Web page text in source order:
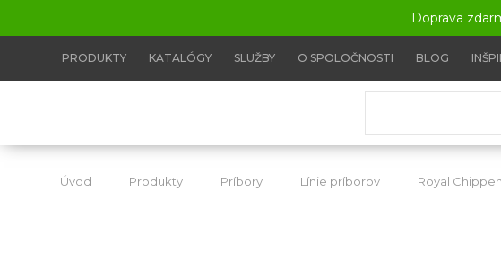
Doprava
PRODUKTY KATALÓGY SLUŽBY O SPOLOČNOSTI BLOG
Úvod Produkty Príbory Línie príborov Royal